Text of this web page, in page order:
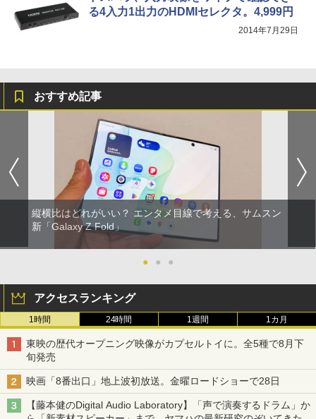
る4入力1出力のHDMIセレクタ。4,999円
2014年7月29日
おすすめ記事
縦横比はどれがいい？ エンタメ目線で考える、サムスン
新「Galaxy Z Fold」
● ● ●
アクセスランキング
1時間 24時間 1週間 1カ月
東映の歴代オープニング映像がカプセルトイに。全5種で8月下
旬発売
映画「8番出口」地上波初放送。金曜ロードショーで28日
【藤本健のDigital Audio Laboratory】「声で演奏するドラム」か